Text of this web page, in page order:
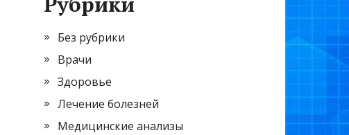
Без рубрики
Врачи
Здоровье
Лечение болезней
Медицинские анализы